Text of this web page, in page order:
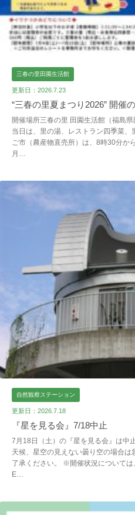
三春の里田園生活館
更新日：2026.7.23
“三春の里夏まつり2026” 開催
開催場所三春の里 田園生活館（福島
当日は、里の湯、レストラン四季菜
ご市（農産物直売所）は、8時30分か
月…
自然観察ステーション
更新日：2026.7.18
『星を見る会』7/18中止
7月18日（土）の『星を見る会』は
天候、星空の見えない曇り空の場合
了承ください。 ※開催状況について
E…